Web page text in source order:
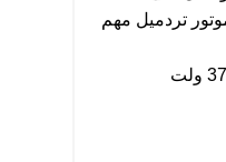
تردمیل مهم